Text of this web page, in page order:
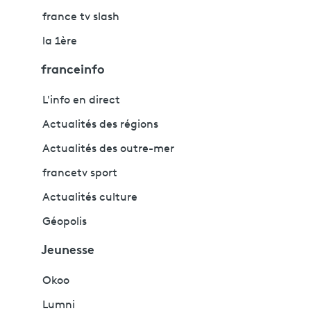
france tv slash
la 1ère
franceinfo
L'info en direct
Actualités des régions
Actualités des outre-mer
francetv sport
Actualités culture
Géopolis
Jeunesse
Okoo
Lumni